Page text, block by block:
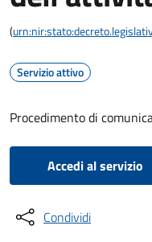
(
Servizio attivo
Procedimento di
Accedi al servizio
Condividi